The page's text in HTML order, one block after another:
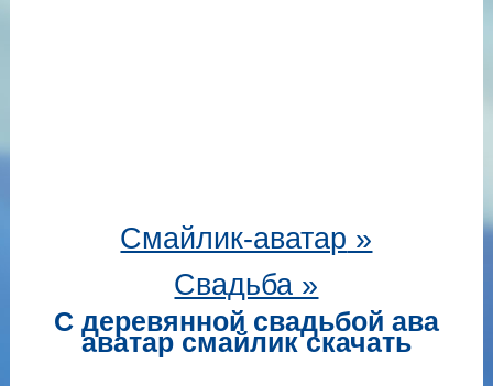
Смайлик-аватар »
Свадьба »
С деревянной свадьбой ава
аватар смайлик скачать